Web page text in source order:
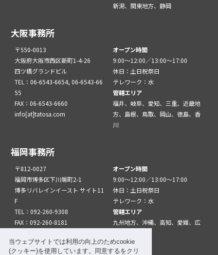
当ウェブサイトでは利用の向上のためcookie
(クッキー)を使用しています。同意するをクリ
新潟、関東地方、静岡
大阪事務所
〒550-0013
大阪府大阪市西区新町1-4-26
四ツ橋グランドビル
TEL：06-6543-6654, 06-6543-66
55
FAX：06-6543-6660
info[at]tatosa.com
オープン時間
9:00～12:00／13:00～17:00
休日：土日祝祭日
テレワーク：水
管轄エリア
福井、岐阜、愛知、三重、近畿地
方、島根、鳥取、岡山、徳島、香
川
福岡事務所
〒812-0027
福岡市博多区下川端町2-1
博多リバレインイースト サイト11
F
TEL：092-260-9308
FAX：092-260-8181
オープン時間
9:00～12:00／13:00～17:00
休日：土日祝祭日
テレワーク：水
管轄エリア
九州地方、沖縄、高知、愛媛、広